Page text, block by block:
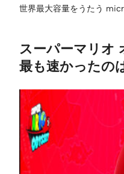
世界最大容量をうたう
スーパーマリオ
最も速かったの